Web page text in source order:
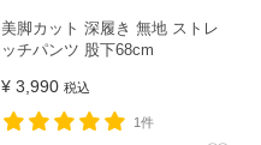
美脚カット 深履き 無地 ストレ
ッチパンツ 股下68cm
¥ 3,990 税込
1件